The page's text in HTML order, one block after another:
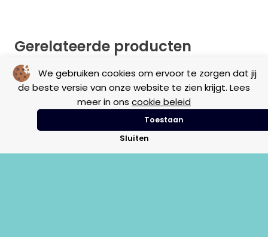
We gebruiken cookies om ervoor te zorgen dat jij
de beste versie van onze website te zien krijgt. Lees
meer in ons cookie beleid
Toestaan
Sluiten
Gerelateerde producten
Geen resultaten gevonden.